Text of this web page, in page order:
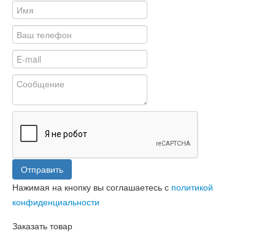
Отправить
Нажимая на кнопку вы соглашаетесь с политикой
конфиденциальности
Заказать товар